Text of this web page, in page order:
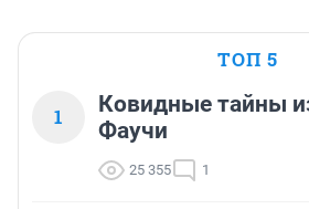
ТОП 5
1
Ковидные тайны
Фаучи
25 355 1